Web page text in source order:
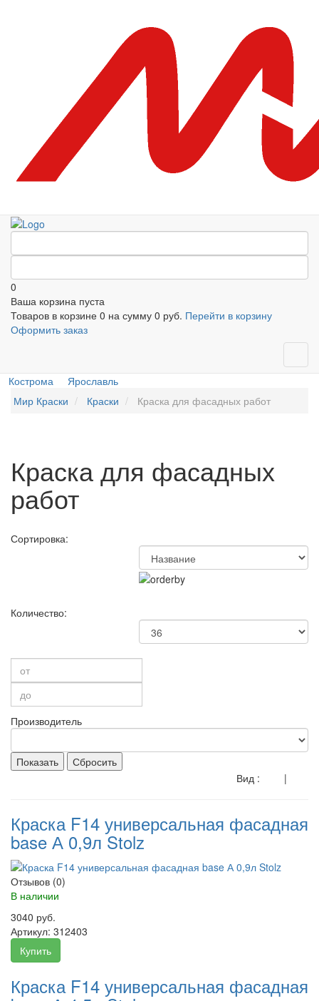
0
Ваша корзина пуста
Товаров в корзине 0 на сумму 0 руб. Перейти в корзину
Оформить заказ
Кострома
Ярославль
Мир Краски
Краски Краска для фасадных работ
Краска для фасадных
работ
Сортировка:
Количество:
Производитель
Показать
Сбросить
Вид :
|
Краска F14 универсальная фасадная
base А 0,9л Stolz
Отзывов (0)
В наличии
3040 руб.
Артикул: 312403
Купить
Краска F14 универсальная фасадная